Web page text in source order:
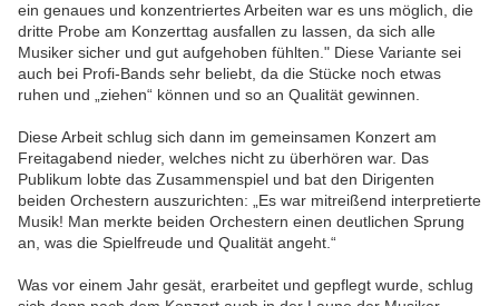
ein genaues und konzentriertes Arbeiten war es uns möglich, die
dritte Probe am Konzerttag ausfallen zu lassen, da sich alle
Musiker sicher und gut aufgehoben fühlten." Diese Variante sei
auch bei Profi-Bands sehr beliebt, da die Stücke noch etwas
ruhen und „ziehen“ können und so an Qualität gewinnen.
Diese Arbeit schlug sich dann im gemeinsamen Konzert am
Freitagabend nieder, welches nicht zu überhören war. Das
Publikum lobte das Zusammenspiel und bat den Dirigenten
beiden Orchestern auszurichten: „Es war mitreißend interpretierte
Musik! Man merkte beiden Orchestern einen deutlichen Sprung
an, was die Spielfreude und Qualität angeht.“
Was vor einem Jahr gesät, erarbeitet und gepflegt wurde, schlug